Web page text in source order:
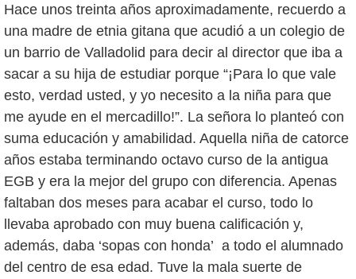
Hace unos treinta años aproximadamente, recuerdo a
una madre de etnia gitana que acudió a un colegio de
un barrio de Valladolid para decir al director que iba a
sacar a su hija de estudiar porque “¡Para lo que vale
esto, verdad usted, y yo necesito a la niña para que
me ayude en el mercadillo!”. La señora lo planteó con
suma educación y amabilidad. Aquella niña de catorce
años estaba terminando octavo curso de la antigua
EGB y era la mejor del grupo con diferencia. Apenas
faltaban dos meses para acabar el curso, todo lo
llevaba aprobado con muy buena calificación y,
además, daba ‘sopas con honda’ a todo el alumnado
del centro de esa edad. Tuve la mala suerte de